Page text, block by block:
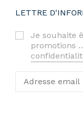
LETTRE
Je souhaite
promotions